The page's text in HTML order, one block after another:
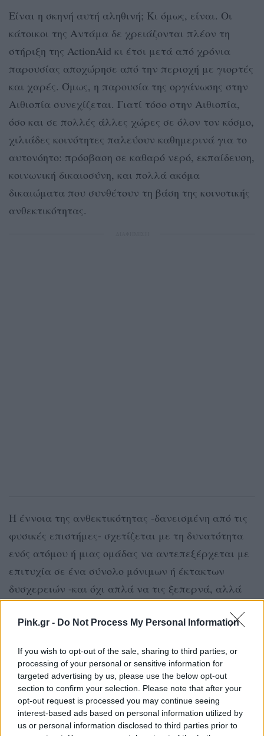
Pink.gr - Do Not Process My Personal Information
If you wish to opt-out of the sale, sharing to third parties, or
processing of your personal or sensitive information for
targeted advertising by us, please use the below opt-out
section to confirm your selection. Please note that after your
opt-out request is processed you may continue seeing
interest-based ads based on personal information utilized by
us or personal information disclosed to third parties prior to
Είναι η σκηνή αυτή αληθινή; Κι όμως, είναι. Οι
κάτοικοι της Αντάμα δε χρειάζονται πλέον τη
στήριξη της ActionAid κι έτσι μετά από χρόνια
παρουσίας αποχώρησε από την περιοχή με γιορτές
και χαρές. Όμως, η παρουσία της οργάνωσης στην
Αιθιοπία συνεχίζεται. Γιατί τόσο στην Αιθιοπία,
όσο και σε πολλές άλλες χώρες σε όλον τον κόσμο,
χιλιάδες κοινότητες παλεύουν καθημερινά για το
αυτονόητο: πρόσβαση σε καθαρό νερό, εκπαίδευση,
κοινωνική δικαιοσύνη, και πολλά ακόμα
δικαιώματα που συνθέτουν τη βάση της κοινοτικής
ανθεκτικότητας.
Η έννοια της ανθεκτικότητας -δανεισμένη από τις
φυσικές επιστήμες- σχετίζεται με τη δυνατότητα
ενός ατόμου ή μιας ομάδας να αντεπεξέρχεται με
επιτυχία σε ένα σύνολο μόνιμων ή έκτακτων
δυσχερειών -και όχι απλά να τις ξεπερνά, αλλά
Το πόσο ευάλωτο είναι ο καθένας ή η καθεμιά σε
πρότερη συνολική κατάστασή του και το επίπεδο
διαβίωσης. Για μια κοινότητα, πιο συγκεκριμένα,
αυτό αντανακλάται σε κάθε παράμετρο της ζωής
σε αυτή: τη διατροφή των παιδιών, τη θέση της
γυναίκας, τη συμπεριφορά απέναντι σε ευάλωτες